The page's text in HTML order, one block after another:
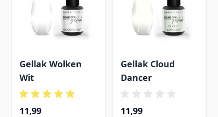
Gellak Wolken
Wit
11,99
Gellak Cloud
Dancer
11,99